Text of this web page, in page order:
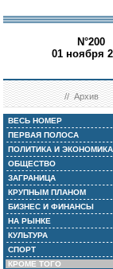
N°200
01 ноября
//Архив
ВЕСЬ НОМЕР
ПЕРВАЯ ПОЛОСА
ПОЛИТИКА И ЭКОНОМИКА
ОБЩЕСТВО
ЗАГРАНИЦА
КРУПНЫМ ПЛАНОМ
БИЗНЕС И ФИНАНСЫ
НА РЫНКЕ
КУЛЬТУРА
СПОРТ
КРОМЕ ТОГО